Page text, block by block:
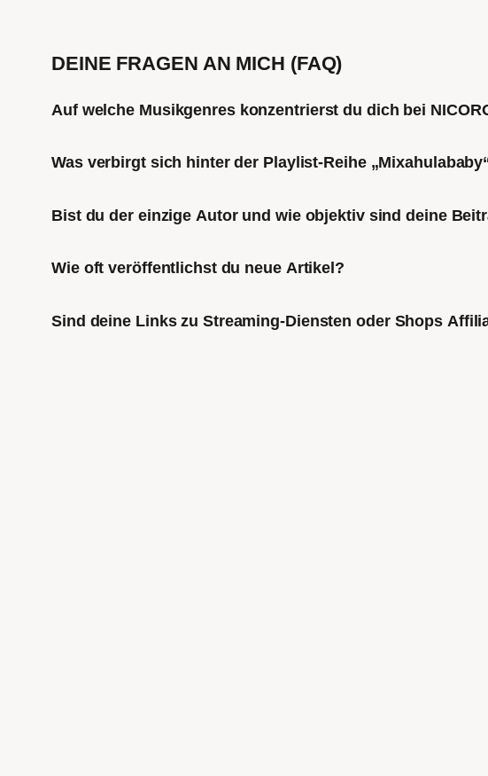
DEINE FRAGEN AN MICH (FAQ)
Auf welche Musikgenres konzentrierst du dich bei
Was verbirgt sich hinter der Playlist-Reihe
Bist du der einzige Autor und wie objektiv sind deine
Wie oft veröffentlichst du neue Artikel?
Sind deine Links zu Streaming-Diensten oder Shops